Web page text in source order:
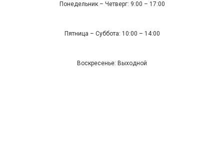
Понедельник – Четверг: 9:00 – 17:00
Пятница – Суббота: 10:00 – 14:00
Воскресенье: Выходной